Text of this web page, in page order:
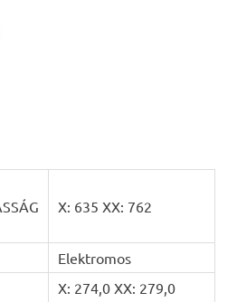
X: 635 XX: 762
Elektromos
X: 274,0 XX: 279,0